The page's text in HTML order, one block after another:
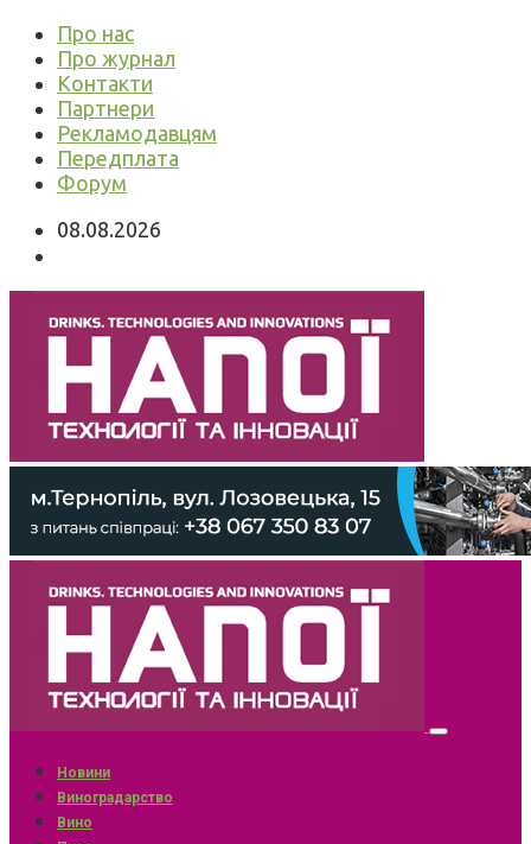
Про нас
Про журнал
Контакти
Партнери
Рекламодавцям
Передплата
Форум
08.08.2026
Новини
Виноградарство
Вино